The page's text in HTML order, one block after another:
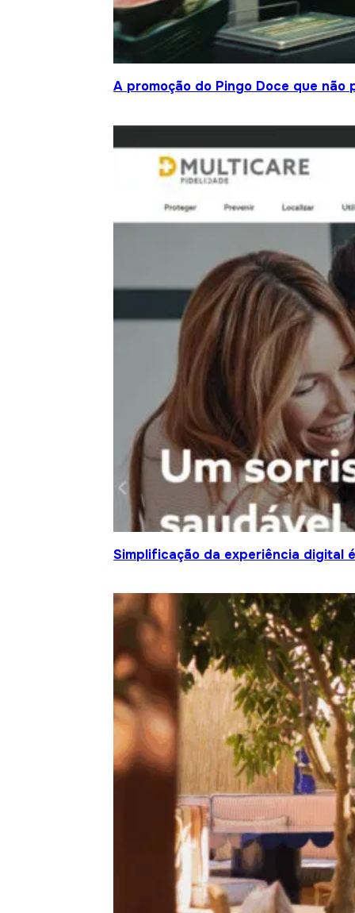
A promoção do Pingo Doce que
Simplificação da experiência digital